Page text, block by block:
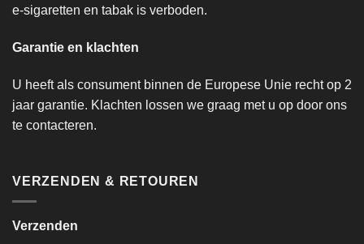
e-sigaretten en tabak is verboden.
Garantie en klachten
U heeft als consument binnen de Europese Unie recht op 2
jaar garantie. Klachten lossen we graag met u op door ons
te contacteren.
VERZENDEN & RETOUREN
Verzenden